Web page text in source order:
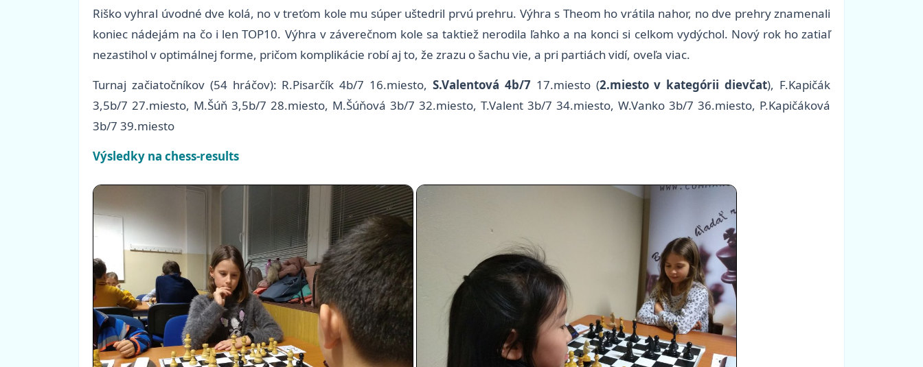
Riško vyhral úvodné dve kolá, no v treťom kole mu súper uštedril prvú prehru. Výhra s Theom ho vrátila nahor, no dve prehry znamenali
koniec nádejám na čo i len TOP10. Výhra v záverečnom kole sa taktiež nerodila ľahko a na konci si celkom vydýchol. Nový rok ho zatiaľ
nezastihol v optimálnej forme, pričom komplikácie robí aj to, že zrazu o šachu vie, a pri partiách vidí, oveľa viac.
Turnaj začiatočníkov (54 hráčov): R.Pisarčík 4b/7 16.miesto, S.Valentová 4b/717.miesto (2.miesto v kategórii dievčat), F.Kapičák
3,5b/7 27.miesto, M.Šúň 3,5b/7 28.miesto, M.Šúňová 3b/7 32.miesto, T.Valent 3b/7 34.miesto, W.Vanko 3b/7 36.miesto, P.Kapičáková
3b/7 39.miesto
Výsledky na chess-results